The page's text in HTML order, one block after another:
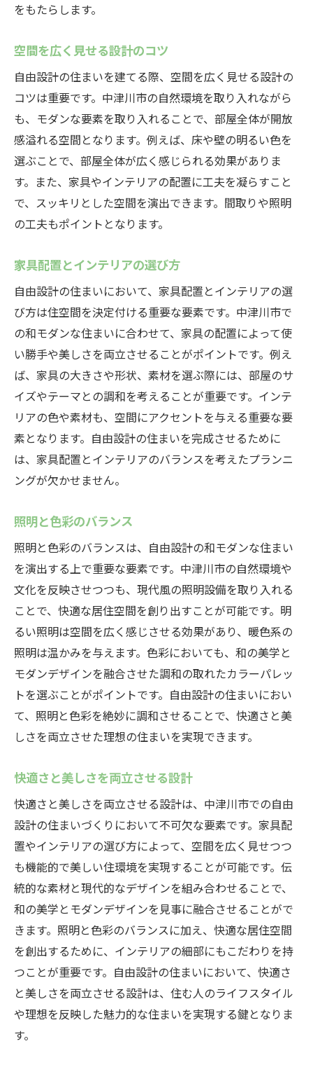
をもたらします。
空間を広く見せる設計のコツ
自由設計の住まいを建てる際、空間を広く見せる設計の
コツは重要です。中津川市の自然環境を取り入れながら
も、モダンな要素を取り入れることで、部屋全体が開放
感溢れる空間となります。例えば、床や壁の明るい色を
選ぶことで、部屋全体が広く感じられる効果がありま
す。また、家具やインテリアの配置に工夫を凝らすこと
で、スッキリとした空間を演出できます。間取りや照明
の工夫もポイントとなります。
家具配置とインテリアの選び方
自由設計の住まいにおいて、家具配置とインテリアの選
び方は住空間を決定付ける重要な要素です。中津川市で
の和モダンな住まいに合わせて、家具の配置によって使
い勝手や美しさを両立させることがポイントです。例え
ば、家具の大きさや形状、素材を選ぶ際には、部屋のサ
イズやテーマとの調和を考えることが重要です。インテ
リアの色や素材も、空間にアクセントを与える重要な要
素となります。自由設計の住まいを完成させるために
は、家具配置とインテリアのバランスを考えたプランニ
ングが欠かせません。
照明と色彩のバランス
照明と色彩のバランスは、自由設計の和モダンな住まい
を演出する上で重要な要素です。中津川市の自然環境や
文化を反映させつつも、現代風の照明設備を取り入れる
ことで、快適な居住空間を創り出すことが可能です。明
るい照明は空間を広く感じさせる効果があり、暖色系の
照明は温かみを与えます。色彩においても、和の美学と
モダンデザインを融合させた調和の取れたカラーパレッ
トを選ぶことがポイントです。自由設計の住まいにおい
て、照明と色彩を絶妙に調和させることで、快適さと美
しさを両立させた理想の住まいを実現できます。
快適さと美しさを両立させる設計
快適さと美しさを両立させる設計は、中津川市での自由
設計の住まいづくりにおいて不可欠な要素です。家具配
置やインテリアの選び方によって、空間を広く見せつつ
も機能的で美しい住環境を実現することが可能です。伝
統的な素材と現代的なデザインを組み合わせることで、
和の美学とモダンデザインを見事に融合させることがで
きます。照明と色彩のバランスに加え、快適な居住空間
を創出するために、インテリアの細部にもこだわりを持
つことが重要です。自由設計の住まいにおいて、快適さ
と美しさを両立させる設計は、住む人のライフスタイル
や理想を反映した魅力的な住まいを実現する鍵となりま
す。